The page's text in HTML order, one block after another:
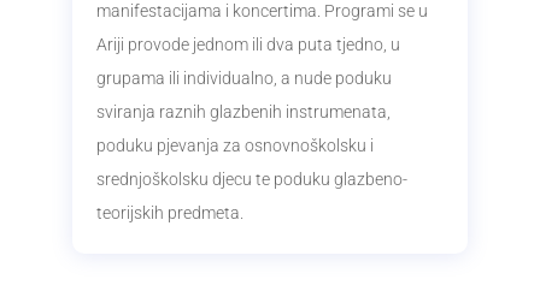
manifestacijama i koncertima. Programi se u
Ariji provode jednom ili dva puta tjedno, u
grupama ili individualno, a nude poduku
sviranja raznih glazbenih instrumenata,
poduku pjevanja za osnovnoškolsku i
srednjoškolsku djecu te poduku glazbeno-
teorijskih predmeta.